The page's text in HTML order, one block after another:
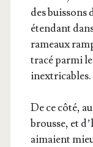
des buis­sons
éten­dant
rameaux
tra­cé par­mi
inextricables.
De ce côté,
brousse, et
aimaient